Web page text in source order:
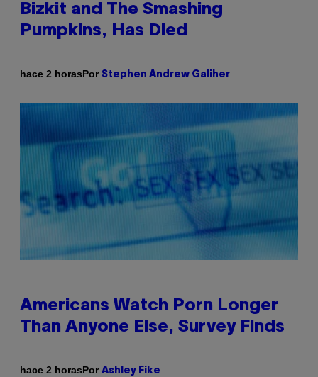
Bizkit and The Smashing
Pumpkins, Has Died
hace 2 horasPor Stephen Andrew Galiher
Americans Watch Porn Longer
Than Anyone Else, Survey Finds
hace 2 horasPor Ashley Fike